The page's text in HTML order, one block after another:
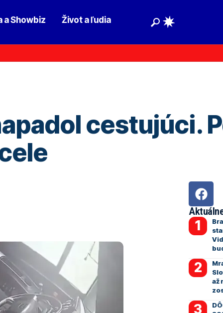
a Showbiz Život a ľudia
cestujúci.
až